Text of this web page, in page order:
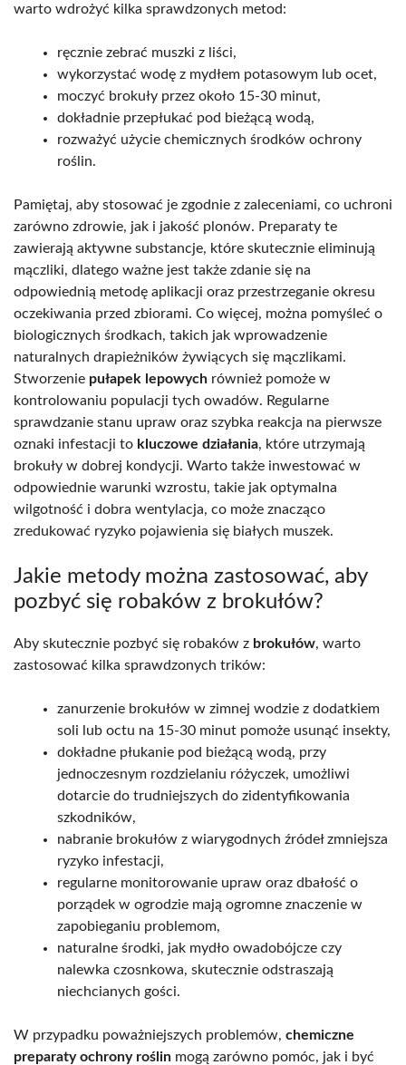
warto wdrożyć kilka sprawdzonych metod:
ręcznie zebrać muszki z liści,
wykorzystać wodę z mydłem potasowym lub ocet,
moczyć brokuły przez około 15-30 minut,
dokładnie przepłukać pod bieżącą wodą,
rozważyć użycie chemicznych środków ochrony
roślin.
Pamiętaj, aby stosować je zgodnie z zaleceniami, co uchroni
zarówno zdrowie, jak i jakość plonów. Preparaty te
zawierają aktywne substancje, które skutecznie eliminują
mączliki, dlatego ważne jest także zdanie się na
odpowiednią metodę aplikacji oraz przestrzeganie okresu
oczekiwania przed zbiorami. Co więcej, można pomyśleć o
biologicznych środkach, takich jak wprowadzenie
naturalnych drapieżników żywiących się mączlikami.
Stworzenie pułapek lepowych również pomoże w
kontrolowaniu populacji tych owadów. Regularne
sprawdzanie stanu upraw oraz szybka reakcja na pierwsze
oznaki infestacji to kluczowe działania, które utrzymają
brokuły w dobrej kondycji. Warto także inwestować w
odpowiednie warunki wzrostu, takie jak optymalna
wilgotność i dobra wentylacja, co może znacząco
zredukować ryzyko pojawienia się białych muszek.
Jakie metody można zastosować, aby
pozbyć się robaków z brokułów?
Aby skutecznie pozbyć się robaków z brokułów, warto
zastosować kilka sprawdzonych trików:
zanurzenie brokułów w zimnej wodzie z dodatkiem
soli lub octu na 15-30 minut pomoże usunąć insekty,
dokładne płukanie pod bieżącą wodą, przy
jednoczesnym rozdzielaniu różyczek, umożliwi
dotarcie do trudniejszych do zidentyfikowania
szkodników,
nabranie brokułów z wiarygodnych źródeł zmniejsza
ryzyko infestacji,
regularne monitorowanie upraw oraz dbałość o
porządek w ogrodzie mają ogromne znaczenie w
zapobieganiu problemom,
naturalne środki, jak mydło owadobójcze czy
nalewka czosnkowa, skutecznie odstraszają
niechcianych gości.
W przypadku poważniejszych problemów, chemiczne
preparaty ochrony roślin mogą zarówno pomóc, jak i być